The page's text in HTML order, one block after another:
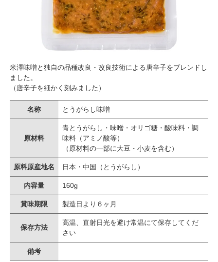
米澤味噌と独自の品種改良・改良技術による唐辛子をブレンドし
ました。
（唐辛子を細かく刻みました）
名称 とうがらし味噌
原材料
青とうがらし・味噌・オリゴ糖・酸味料・調
味料（アミノ酸等）
（原材料の一部に大豆・小麦を含む）
原料原産地名 日本・中国（とうがらし）
内容量 160g
賞味期限 製造日より６ヶ月
保存方法
高温、直射日光を避け常温にて保存してくだ
さい
備考